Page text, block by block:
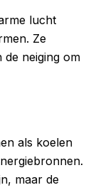
lucht
Ze
neiging om
als koelen
maar de